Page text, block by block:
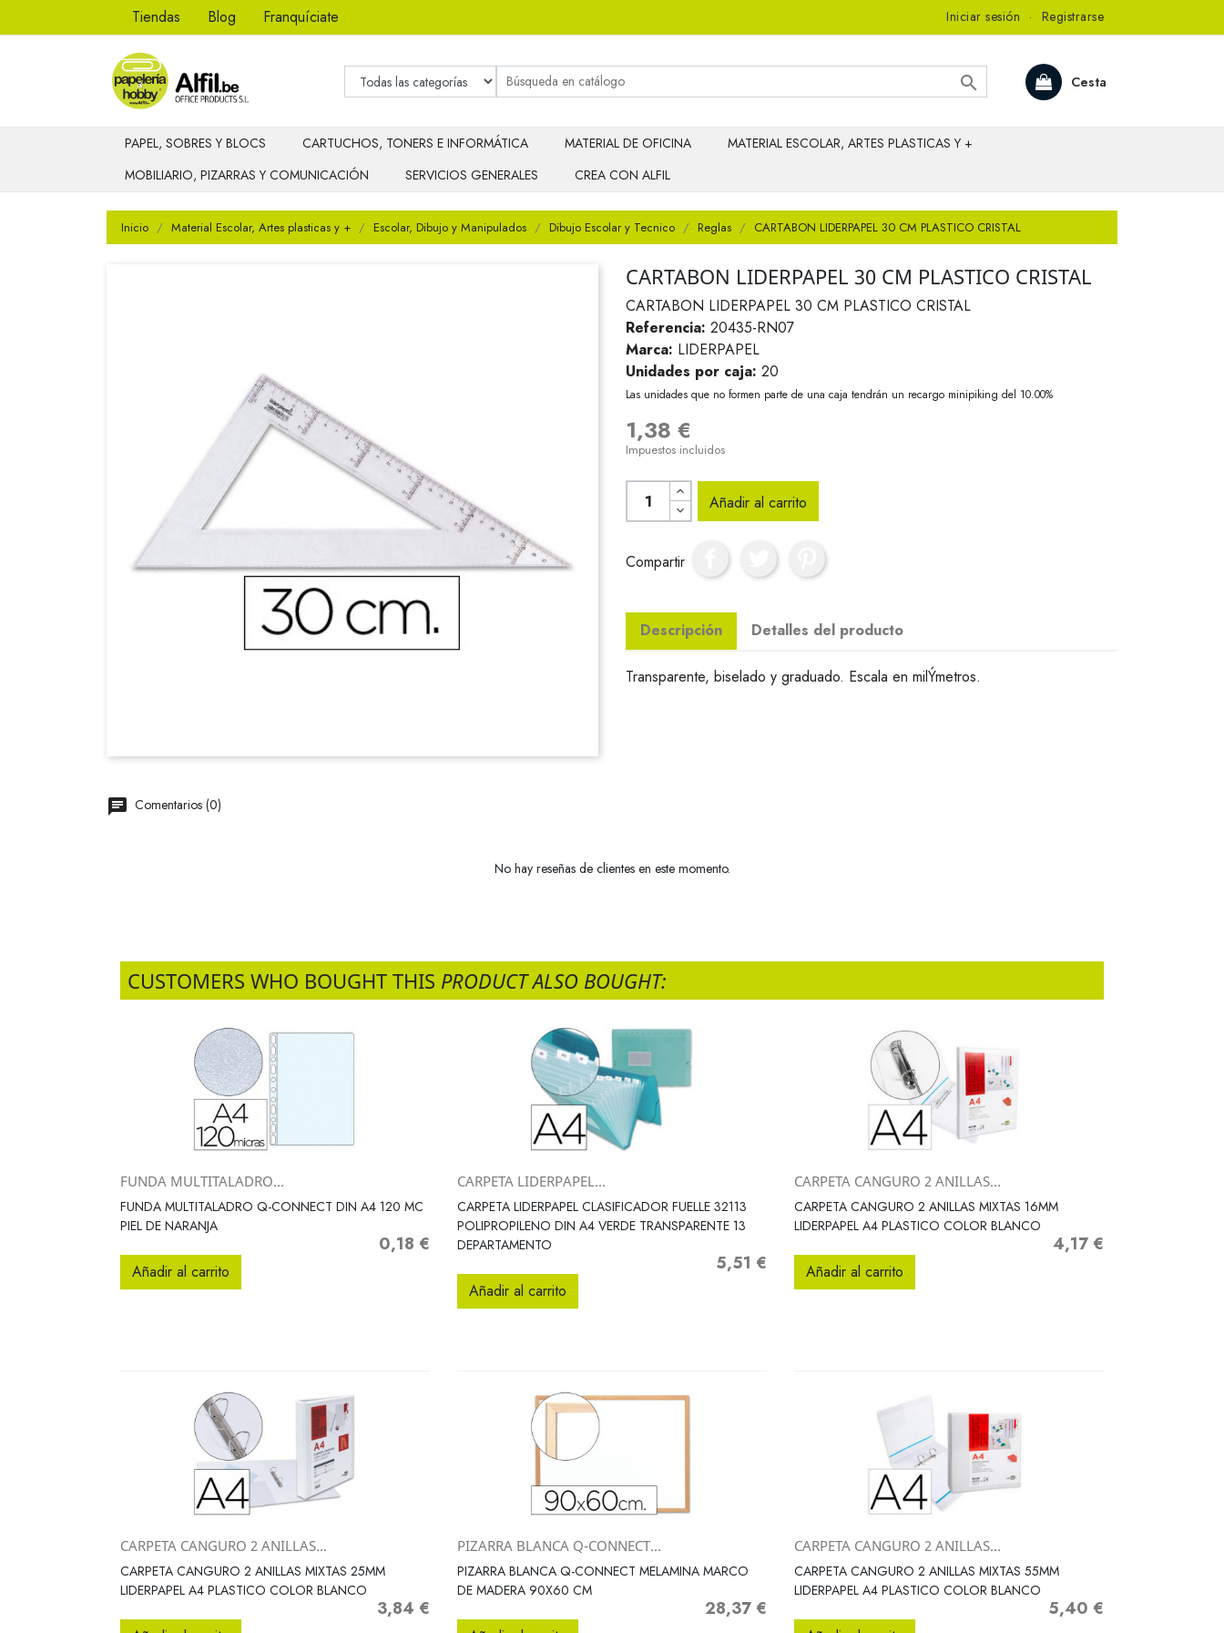
Tiendas Blog Franquíciate Iniciar sesión · Registrarse
Cesta

PAPEL, SOBRES Y BLOCS CARTUCHOS, TONERS E INFORMÁTICA MATERIAL DE OFICINA
MATERIAL ESCOLAR, ARTES PLASTICAS Y +
MOBILIARIO, PIZARRAS Y COMUNICACIÓN
SERVICIOS GENERALES CREA CON ALFIL
Inicio Material Escolar, Artes plasticas y + Escolar, Dibujo y Manipulados Dibujo Escolar y Tecnico Reglas CARTABON LIDERPAPEL 30 CM PLASTICO CRISTAL
CARTABON LIDERPAPEL 30 CM PLASTICO CRISTAL
CARTABON LIDERPAPEL 30 CM PLASTICO CRISTAL
Referencia: 20435-RN07
Marca: LIDERPAPEL
Unidades por caja: 20
Las unidades que no formen parte de una caja tendrán un recargo minipiking del 10.00%
1,38 €
Impuestos incluidos
Añadir al carrito
Compartir
Descripción Detalles del producto
Transparente, biselado y graduado. Escala en milÝmetros.
Comentarios (0)
No hay reseñas de clientes en este momento.
CUSTOMERS WHO BOUGHT THIS PRODUCT ALSO BOUGHT:
Vista rápida
FUNDA MULTITALADRO...
FUNDA MULTITALADRO Q-CONNECT DIN A4 120 MC
PIEL DE NARANJA
Precio
0,18 €
Añadir al carrito
Vista rápida
CARPETA LIDERPAPEL...
CARPETA LIDERPAPEL CLASIFICADOR FUELLE 32113
POLIPROPILENO DIN A4 VERDE TRANSPARENTE 13
DEPARTAMENTO
Precio
5,51 €
Añadir al carrito
Vista rápida
CARPETA CANGURO 2 ANILLAS...
CARPETA CANGURO 2 ANILLAS MIXTAS 16MM
LIDERPAPEL A4 PLASTICO COLOR BLANCO
Precio
4,17 €
Añadir al carrito
Vista rápida
CARPETA CANGURO 2 ANILLAS...
CARPETA CANGURO 2 ANILLAS MIXTAS 25MM
LIDERPAPEL A4 PLASTICO COLOR BLANCO
Precio
3,84 €
 Vista rápida
PIZARRA BLANCA Q-CONNECT...
PIZARRA BLANCA Q-CONNECT MELAMINA MARCO
DE MADERA 90X60 CM
Precio
28,37 €
Vista rápida
CARPETA CANGURO 2 ANILLAS...
CARPETA CANGURO 2 ANILLAS MIXTAS 55MM
LIDERPAPEL A4 PLASTICO COLOR BLANCO
Precio
5,40 €